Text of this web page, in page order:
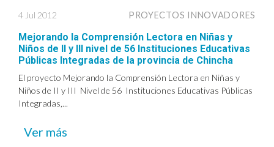
4 Jul 2012 PROYECTOS INNOVADORES
Mejorando la Comprensión Lectora en Niñas y
Niños de II y III nivel de 56 Instituciones Educativas
Públicas Integradas de la provincia de Chincha
El proyecto Mejorando la Comprensión Lectora en Niñas y
Niños de II y III Nivel de 56 Instituciones Educativas Públicas
Integradas,...
Ver más